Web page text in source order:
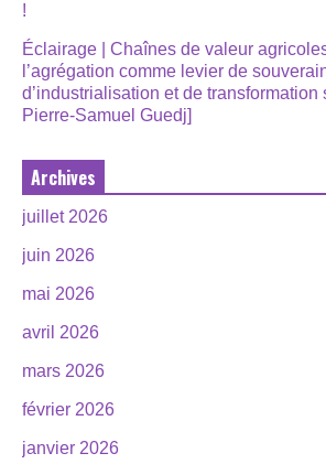
!
Éclairage | Chaînes de valeur
l’agrégation comme levier de
d’industrialisation et de transformation
Pierre-Samuel Guedj]
Archives
juillet 2026
juin 2026
mai 2026
avril 2026
mars 2026
février 2026
janvier 2026